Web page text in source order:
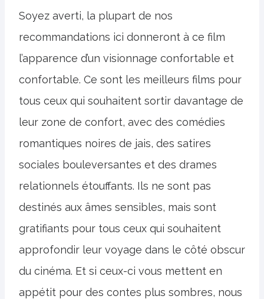
Soyez averti, la plupart de nos
recommandations ici donneront à ce film
l’apparence d’un visionnage confortable et
confortable. Ce sont les meilleurs films pour
tous ceux qui souhaitent sortir davantage de
leur zone de confort, avec des comédies
romantiques noires de jais, des satires
sociales bouleversantes et des drames
relationnels étouffants. Ils ne sont pas
destinés aux âmes sensibles, mais sont
gratifiants pour tous ceux qui souhaitent
approfondir leur voyage dans le côté obscur
du cinéma. Et si ceux-ci vous mettent en
appétit pour des contes plus sombres, nous